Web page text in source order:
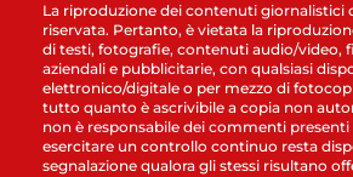
La riproduzione dei contenuti giornalistici
riservata. Pertanto, è vietata la
di testi, fotografie, contenuti audio/video,
aziendali e pubblicitarie, con qualsiasi
elettronico/digitale o per mezzo di
tutto quanto è ascrivibile a copia non
non è responsabile dei commenti
esercitare un controllo continuo resta
segnalazione qualora gli stessi risultano